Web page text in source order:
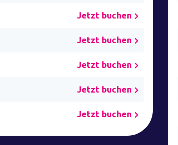
Jetzt buchen
Jetzt buchen
Jetzt buchen
Jetzt buchen
Jetzt buchen